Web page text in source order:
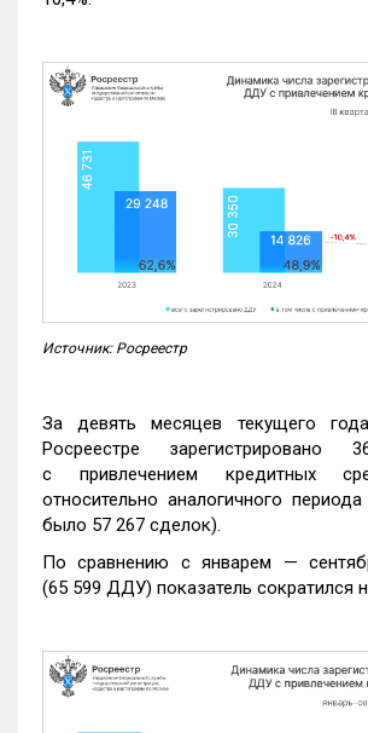
Источник: Росреестр
За девять месяцев текущего
Росреестре
с привлечением кредитных
относительно аналогичного
было 57 267 сделок).
По сравнению с январем —
(65 599 ДДУ) показатель сократился